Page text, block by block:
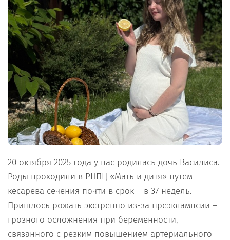
20 октября 2025 года у нас родилась дочь Василиса.
Роды проходили в РНПЦ «Мать и дитя» путем
кесарева сечения почти в срок – в 37 недель.
Пришлось рожать экстренно из-за преэклампсии –
грозного осложнения при беременности,
связанного с резким повышением артериального